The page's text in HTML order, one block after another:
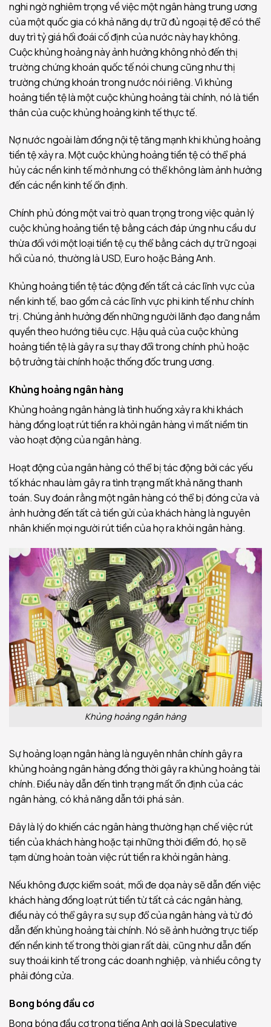
nghi ngờ nghiêm trọng về việc một ngân hàng trung ương
của một quốc gia có khả năng dự trữ đủ ngoại tệ để có thể
duy trì tỷ giá hối đoái cố định của nước này hay không.
Cuộc khủng hoảng này ảnh hưởng không nhỏ đến thị
trường chứng khoán quốc tế nói chung cũng như thị
trường chứng khoán trong nước nói riêng. Vì khủng
hoảng tiền tệ là một cuộc khủng hoảng tài chính, nó là tiền
thân của cuộc khủng hoảng kinh tế thực tế.
Nợ nước ngoài làm đồng nội tệ tăng mạnh khi khủng hoảng
tiền tệ xảy ra. Một cuộc khủng hoảng tiền tệ có thể phá
hủy các nền kinh tế mở nhưng có thể không làm ảnh hưởng
đến các nền kinh tế ổn định.
Chính phủ đóng một vai trò quan trọng trong việc quản lý
cuộc khủng hoảng tiền tệ bằng cách đáp ứng nhu cầu dư
thừa đối với một loại tiền tệ cụ thể bằng cách dự trữ ngoại
hối của nó, thường là USD, Euro hoặc Bảng Anh.
Khủng hoảng tiền tệ tác động đến tất cả các lĩnh vực của
nền kinh tế, bao gồm cả các lĩnh vực phi kinh tế như chính
trị. Chúng ảnh hưởng đến những người lãnh đạo đang nắm
quyền theo hướng tiêu cực. Hậu quả của cuộc khủng
hoảng tiền tệ là gây ra sự thay đổi trong chính phủ hoặc
bộ trưởng tài chính hoặc thống đốc trung ương.
Khủng hoảng ngân hàng
Khủng hoảng ngân hàng là tình huống xảy ra khi khách
hàng đồng loạt rút tiền ra khỏi ngân hàng vì mất niềm tin
vào hoạt động của ngân hàng.
Hoạt động của ngân hàng có thể bị tác động bởi các yếu
tố khác nhau làm gây ra tình trạng mất khả năng thanh
toán. Suy đoán rằng một ngân hàng có thể bị đóng cửa và
ảnh hưởng đến tất cả tiền gửi của khách hàng là nguyên
nhân khiến mọi người rút tiền của họ ra khỏi ngân hàng.
Khủng hoảng ngân hàng
Sự hoảng loạn ngân hàng là nguyên nhân chính gây ra
khủng hoảng ngân hàng đồng thời gây ra khủng hoảng tài
chính. Điều này dẫn đến tình trạng mất ổn định của các
ngân hàng, có khả năng dẫn tới phá sản.
Đây là lý do khiến các ngân hàng thường hạn chế việc rút
tiền của khách hàng hoặc tại những thời điểm đó, họ sẽ
tạm dừng hoàn toàn việc rút tiền ra khỏi ngân hàng.
Nếu không được kiểm soát, mối đe dọa này sẽ dẫn đến việc
khách hàng đồng loạt rút tiền từ tất cả các ngân hàng,
điều này có thể gây ra sự sụp đổ của ngân hàng và từ đó
dẫn đến khủng hoảng tài chính. Nó sẽ ảnh hưởng trực tiếp
đến nền kinh tế trong thời gian rất dài, cũng như dẫn đến
suy thoái kinh tế trong các doanh nghiệp, và nhiều công ty
phải đóng cửa.
Bong bóng đầu cơ
Bong bóng đầu cơ trong tiếng Anh gọi là Speculative